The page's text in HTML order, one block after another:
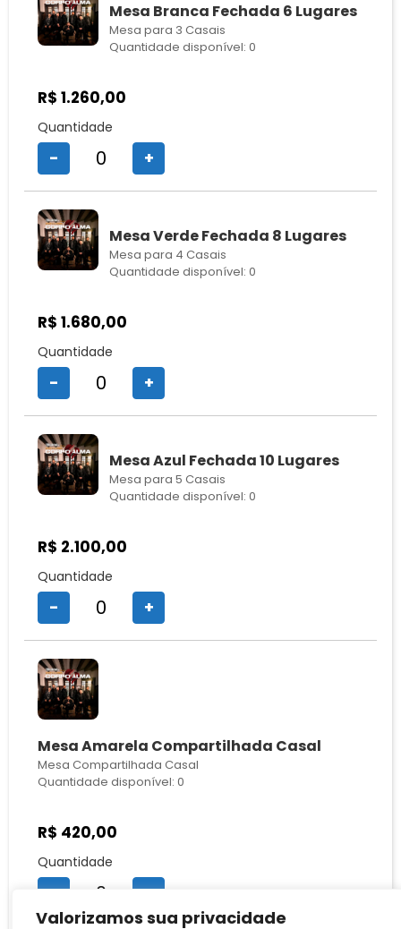
Valorizamos sua privacidade
Mesa Branca Fechada 6 Lugares
Mesa para 3 Casais
Quantidade disponível: 0
R$ 1.260,00
Quantidade
- +
Mesa Verde Fechada 8 Lugares
Mesa para 4 Casais
Quantidade disponível: 0
R$ 1.680,00
Quantidade
- +
Mesa Azul Fechada 10 Lugares
Mesa para 5 Casais
Quantidade disponível: 0
R$ 2.100,00
Quantidade
- +
Mesa Amarela Compartilhada Casal
Mesa Compartilhada Casal
Quantidade disponível: 0
R$ 420,00
Quantidade
- +